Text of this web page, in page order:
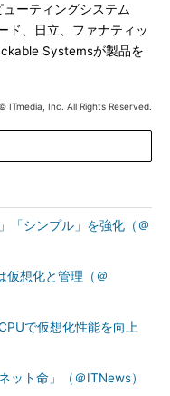
ーティングシステム
ド、日立、ファナティッ
Systemsが製品を
ITmedia, Inc. All Rights Reserved.
「シンプル」を強化（＠
仮想化と管理（＠
で仮想化性能を向上
ット命」（＠ITNews）